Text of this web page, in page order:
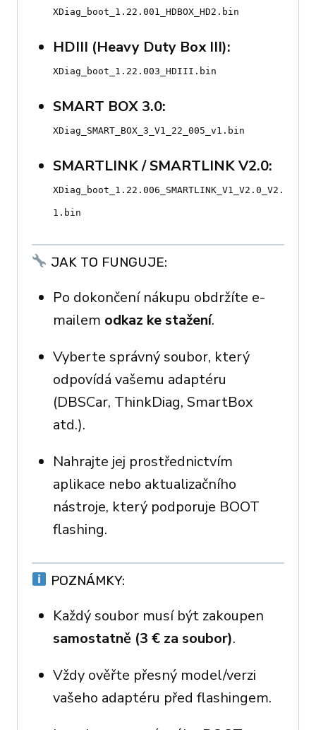
XDiag_boot_1.22.001_HDBOX_HD2.bin
HDIII (Heavy Duty Box III):
XDiag_boot_1.22.003_HDIII.bin
SMART BOX 3.0:
XDiag_SMART_BOX_3_V1_22_005_v1.bin
SMARTLINK / SMARTLINK V2.0:
XDiag_boot_1.22.006_SMARTLINK_V1_V2.0_V2.
1.bin
JAK TO FUNGUJE:
Po dokončení nákupu obdržíte e-
mailem odkaz ke stažení.
Vyberte správný soubor, který
odpovídá vašemu adaptéru
(DBSCar, ThinkDiag, SmartBox
atd.).
Nahrajte jej prostřednictvím
aplikace nebo aktualizačního
nástroje, který podporuje BOOT
flashing.
POZNÁMKY:
Každý soubor musí být zakoupen
samostatně (3 € za soubor).
Vždy ověřte přesný model/verzi
vašeho adaptéru před flashingem.